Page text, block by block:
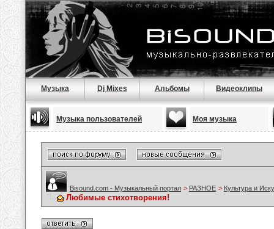
Музыка Dj Mixes Альбомы Видеоклипы
Музыка пользователей Моя музыка
Bisound.com - Музыкальный портал > РАЗНОЕ > Культура и
Любимые стихотворения!